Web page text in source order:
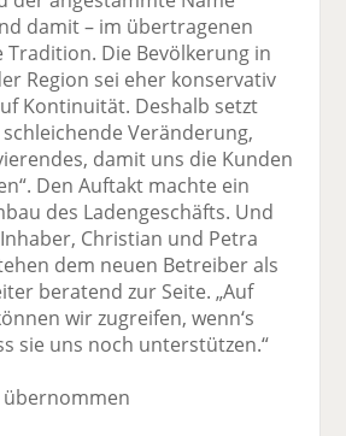
damit – im übertragenen
Tradition. Die Bevölkerung in
Region sei eher konservativ
Kontinuität. Deshalb setzt
Veränderung,
damit uns die Kunden
Den Auftakt machte ein
des Ladengeschäfts. Und
Christian und Petra
dem neuen Betreiber als
beratend zur Seite. „Auf
wir zugreifen, wenn‘s
sie uns noch unterstützen.“